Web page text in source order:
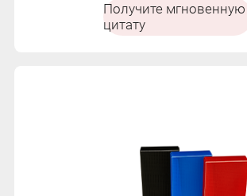
окантовкой, расширяемым
многофункциональным
Получите мгновенную
цитату